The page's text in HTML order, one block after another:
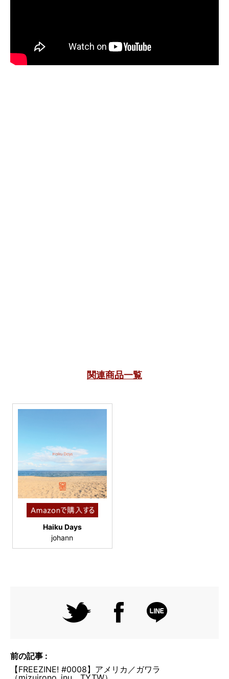
関連商品一覧
Haiku Days
johann
前の記事 :
【FREEZINE! #0008】アメリカ／ガワラ